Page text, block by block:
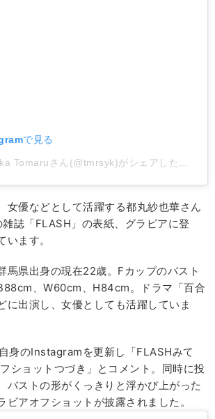
で見る
女優などとして活躍する都丸紗也華さん
誌「FLASH」の表紙、グラビアに登
ます。
馬県出身の現在22歳。Fカップのバスト
、W60cm、H84cm。ドラマ「百合
に出演し、女優としても活躍していま
身のInstagramを更新し「FLASHみて
ショットつづき」とコメント。同時に投
バストの形がくっきりと浮かび上がった
ビアオフショットが披露されました。